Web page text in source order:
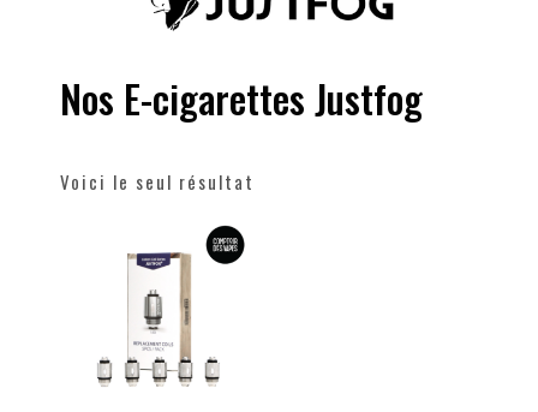
Nos E-cigarettes Justfog
Voici le seul résultat